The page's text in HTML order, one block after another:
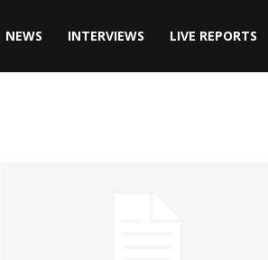
NEWS INTERVIEWS LIVE REPORTS